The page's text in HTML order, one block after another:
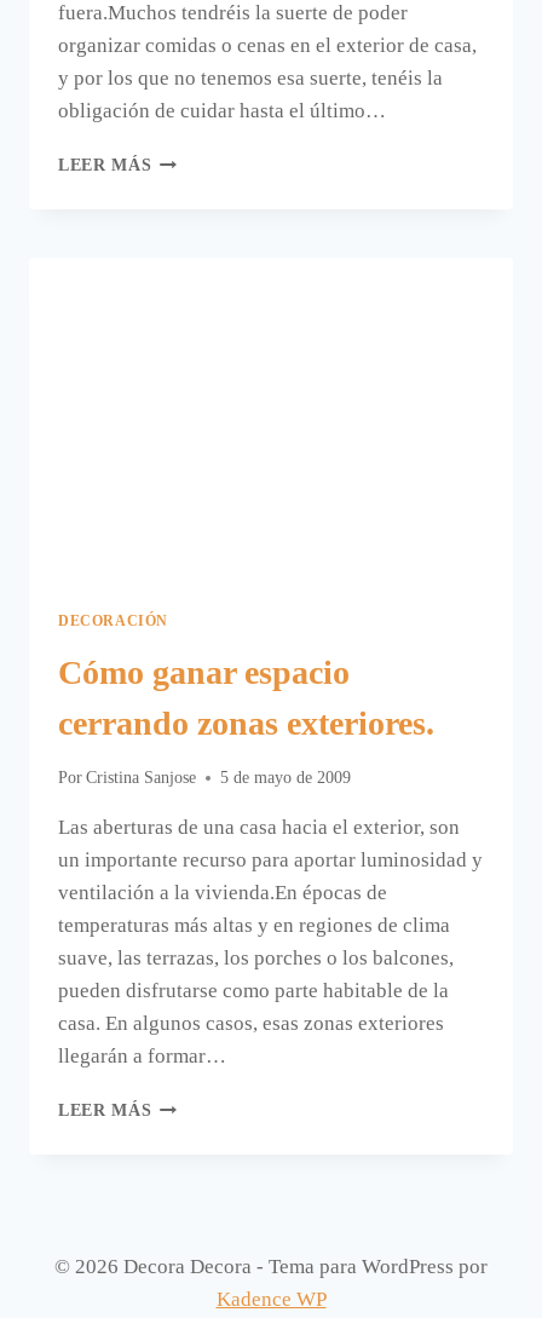
fuera.Muchos tendréis la suerte de poder
organizar comidas o cenas en el exterior de casa,
y por los que no tenemos esa suerte, tenéis la
obligación de cuidar hasta el último…
LEER MÁS SUJETAMANTELES
DECORACIÓN
Cómo ganar espacio
cerrando zonas exteriores.
Por Cristina Sanjose 5 de mayo de 2009
Las aberturas de una casa hacia el exterior, son
un importante recurso para aportar luminosidad y
ventilación a la vivienda.En épocas de
temperaturas más altas y en regiones de clima
suave, las terrazas, los porches o los balcones,
pueden disfrutarse como parte habitable de la
casa. En algunos casos, esas zonas exteriores
llegarán a formar…
LEER MÁS CÓMO
© 2026 Decora Decora - Tema para WordPress por
Kadence WP